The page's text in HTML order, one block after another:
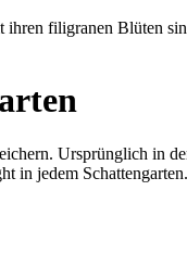
ihren filigranen Blüten
Ursprünglich in
in jedem Schattengarten.